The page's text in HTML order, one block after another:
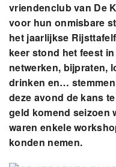
vriendenclub van De
voor hun onmisbare
het jaarlijkse
keer stond het feest
netwerken, bijpraten,
drinken en…
deze avond de kans
geld komend seizoen
waren enkele
konden nemen.